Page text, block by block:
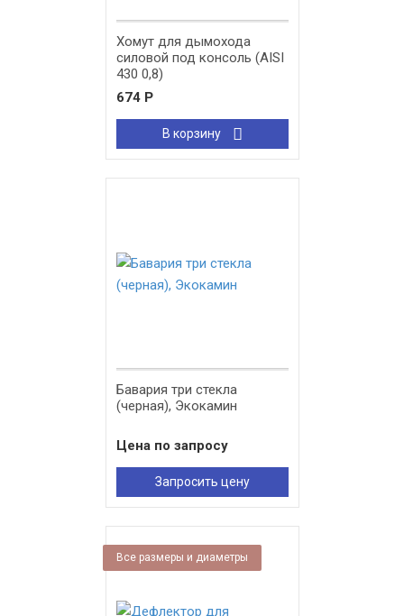
Хомут для дымохода
силовой под консоль (AISI
430 0,8)
674 Р
В корзину
Бавария три стекла
(черная), Экокамин
Цена по запросу
Запросить цену
Все размеры и диаметры